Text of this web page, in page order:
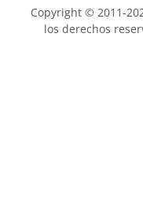
Copyright © 2011-
los derechos